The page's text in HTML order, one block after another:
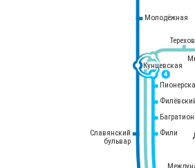
4
Молодёжная
Кунцевская
Фили
Славянский
бульвар